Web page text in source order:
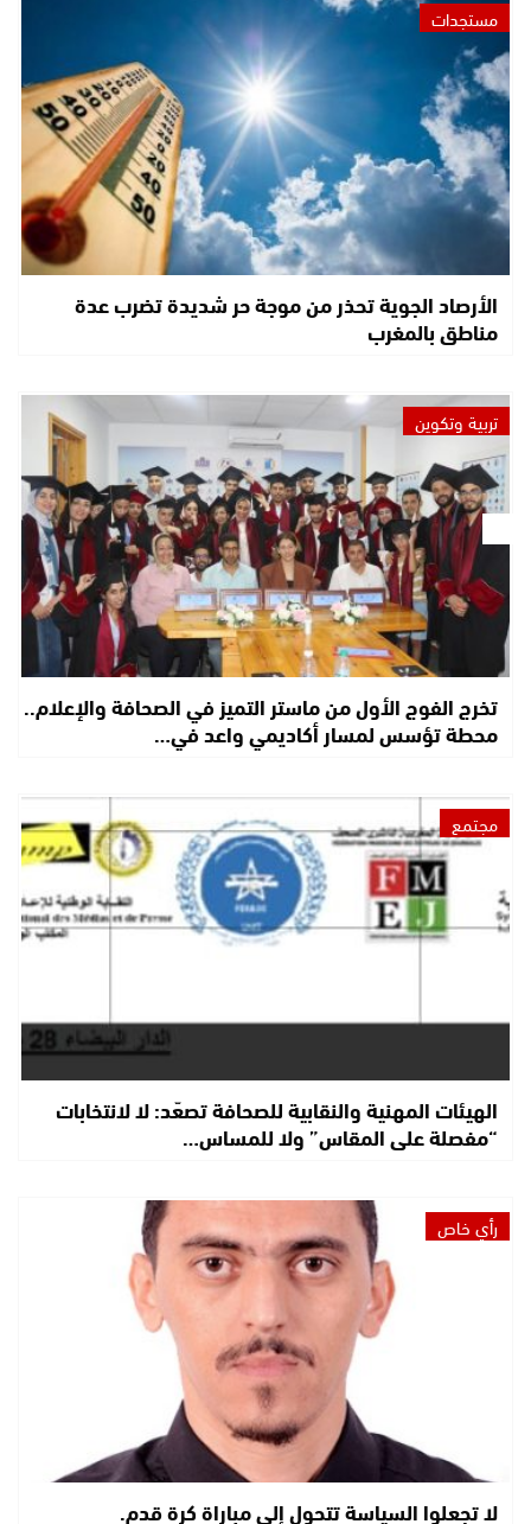
مستجدات
الأرصاد الجوية تحذر من موجة حر شديدة تضرب عدة
مناطق بالمغرب
تربية وتكوين
تخرج الفوج الأول من ماستر التميز في الصحافة والإعلام..
محطة تؤسس لمسار أكاديمي واعد في…
مجتمع
الهيئات المهنية والنقابية للصحافة تصعّد: لا لانتخابات
“مفصلة على المقاس” ولا للمساس…
رأي خاص
لا تجعلوا السياسة تتحول إلى مباراة كرة قدم.